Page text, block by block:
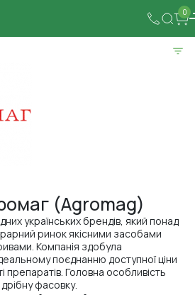
0
(Agromag)
українських брендів, який понад
ринок якісними засобами
Компанія здобула
поєднанню доступної ціни
препаратів. Головна особливість
фасовку.